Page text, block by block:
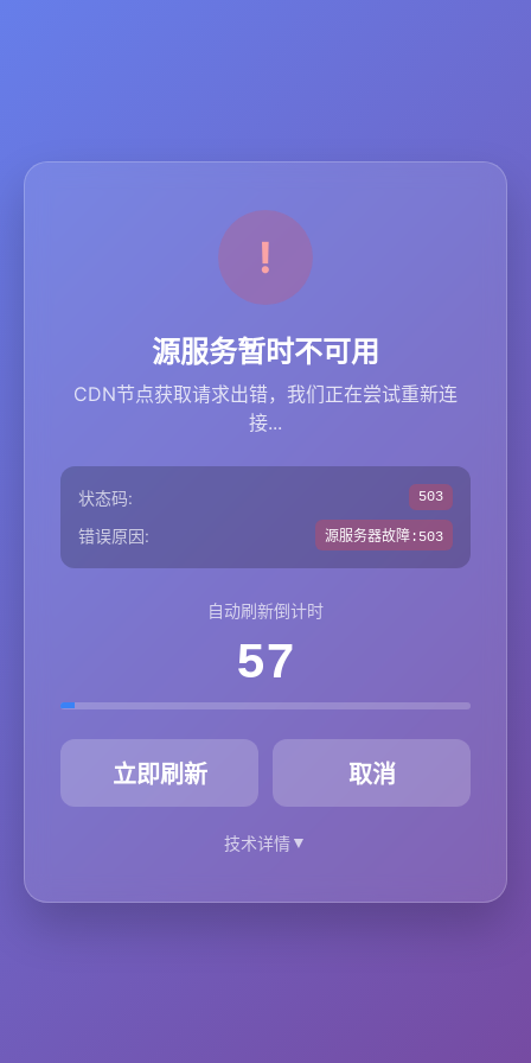
源服务暂时不可用
CDN节点获取请求出错，我们正在尝试重新连
接...
状态码: 503
错误原因: 源服务器故障:503
自动刷新倒计时
57
立即刷新 取消
技术详情▼